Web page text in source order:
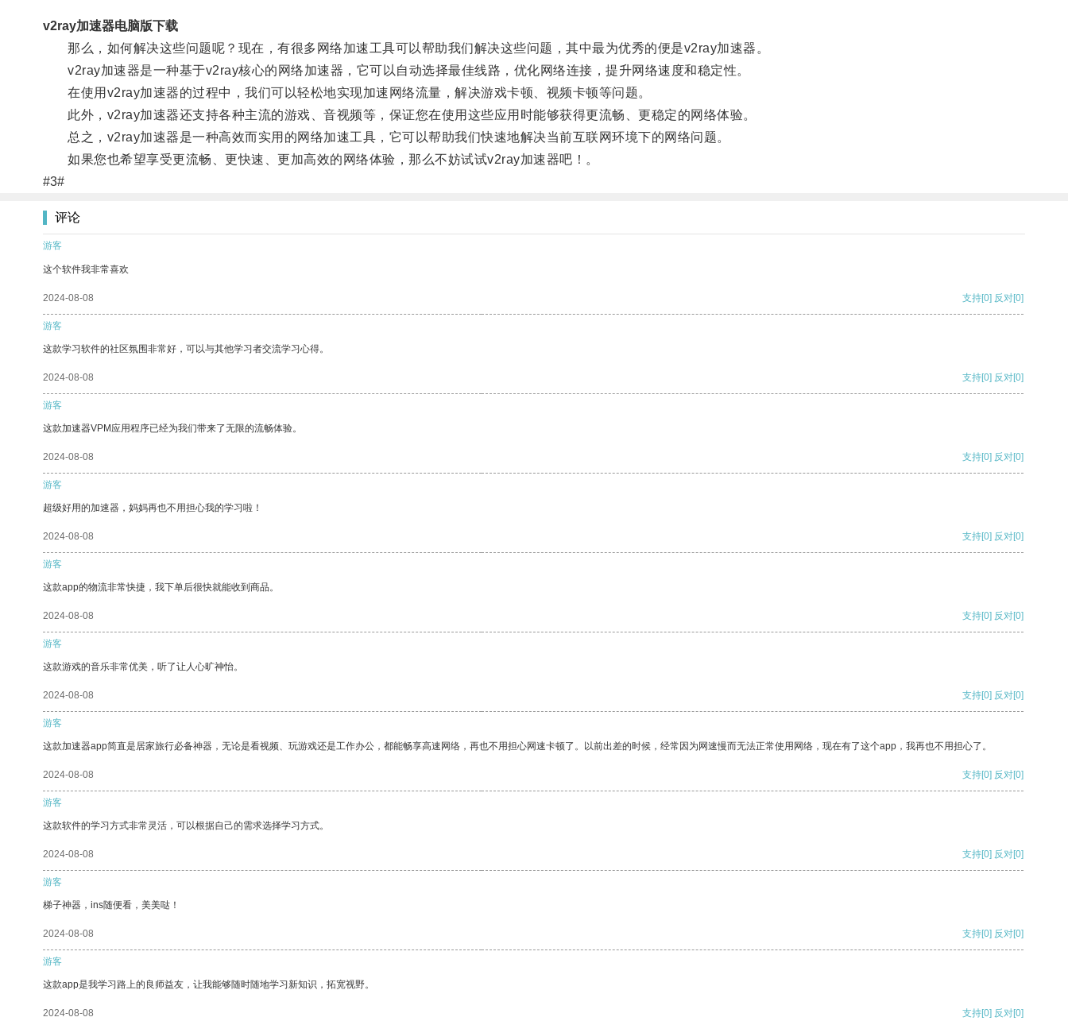
v2ray加速器电脑版下载
那么，如何解决这些问题呢？现在，有很多网络加速工具可以帮助我们解决这些问题，其中最为优秀的便是v2ray加速器。
v2ray加速器是一种基于v2ray核心的网络加速器，它可以自动选择最佳线路，优化网络连接，提升网络速度和稳定性。
在使用v2ray加速器的过程中，我们可以轻松地实现加速网络流量，解决游戏卡顿、视频卡顿等问题。
此外，v2ray加速器还支持各种主流的游戏、音视频等，保证您在使用这些应用时能够获得更流畅、更稳定的网络体验。
总之，v2ray加速器是一种高效而实用的网络加速工具，它可以帮助我们快速地解决当前互联网环境下的网络问题。
如果您也希望享受更流畅、更快速、更加高效的网络体验，那么不妨试试v2ray加速器吧！。
#3#
评论
游客
这个软件我非常喜欢
2024-08-08 支持[0] 反对[0]
游客
这款学习软件的社区氛围非常好，可以与其他学习者交流学习心得。
2024-08-08 支持[0] 反对[0]
游客
这款加速器VPM应用程序已经为我们带来了无限的流畅体验。
2024-08-08 支持[0] 反对[0]
游客
超级好用的加速器，妈妈再也不用担心我的学习啦！
2024-08-08 支持[0] 反对[0]
游客
这款app的物流非常快捷，我下单后很快就能收到商品。
2024-08-08 支持[0] 反对[0]
游客
这款游戏的音乐非常优美，听了让人心旷神怡。
2024-08-08 支持[0] 反对[0]
游客
这款加速器app简直是居家旅行必备神器，无论是看视频、玩游戏还是工作办公，都能畅享高速网络，再也不用担心网速卡顿了。以前出差的时候，经常因为网速慢而无法正常使用网络，现在有了这个app，我再也不用担心了。
2024-08-08 支持[0] 反对[0]
游客
这款软件的学习方式非常灵活，可以根据自己的需求选择学习方式。
2024-08-08 支持[0] 反对[0]
游客
梯子神器，ins随便看，美美哒！
2024-08-08 支持[0] 反对[0]
游客
这款app是我学习路上的良师益友，让我能够随时随地学习新知识，拓宽视野。
2024-08-08 支持[0] 反对[0]